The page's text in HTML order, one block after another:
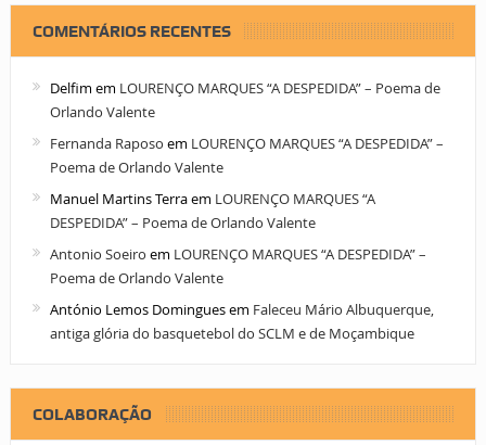
COMENTÁRIOS RECENTES
Delfim em LOURENÇO MARQUES “A DESPEDIDA” – Poema de
Orlando Valente
Fernanda Raposo em LOURENÇO MARQUES “A DESPEDIDA” –
Poema de Orlando Valente
Manuel Martins Terraem LOURENÇO MARQUES “A
DESPEDIDA” – Poema de Orlando Valente
Antonio Soeiro em LOURENÇO MARQUES “A DESPEDIDA” –
Poema de Orlando Valente
António Lemos Dominguesem Faleceu Mário Albuquerque,
antiga glória do basquetebol do SCLM e de Moçambique
COLABORAÇÃO